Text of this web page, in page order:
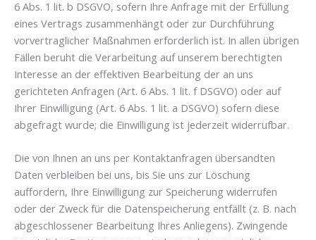
6 Abs. 1 lit. b DSGVO, sofern Ihre Anfrage mit der Erfüllung
eines Vertrags zusammenhängt oder zur Durchführung
vorvertraglicher Maßnahmen erforderlich ist. In allen übrigen
Fällen beruht die Verarbeitung auf unserem berechtigten
Interesse an der effektiven Bearbeitung der an uns
gerichteten Anfragen (Art. 6 Abs. 1 lit. f DSGVO) oder auf
Ihrer Einwilligung (Art. 6 Abs. 1 lit. a DSGVO) sofern diese
abgefragt wurde; die Einwilligung ist jederzeit widerrufbar.
Die von Ihnen an uns per Kontaktanfragen übersandten
Daten verbleiben bei uns, bis Sie uns zur Löschung
auffordern, Ihre Einwilligung zur Speicherung widerrufen
oder der Zweck für die Datenspeicherung entfällt (z. B. nach
abgeschlossener Bearbeitung Ihres Anliegens). Zwingende